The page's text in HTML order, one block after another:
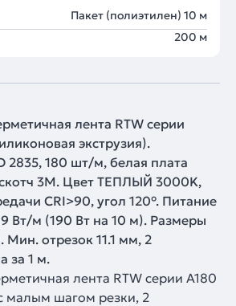
Пакет (полиэтилен) 10 м
200 м
лента RTW серии
экструзия).
2835, 180 шт/м, белая плата
3M. Цвет ТЕПЛЫЙ 3000K,
CRI>90, угол 120°. Питание
Вт/м (190 Вт на 10 м). Размеры
отрезок 11.1 мм, 2
за 1 м.
лента RTW серии A180
малым шагом резки, 2